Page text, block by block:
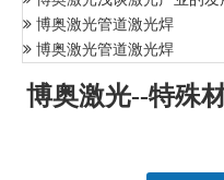
博奥激光管道激光焊
博奥激光管道激光焊
博奥激光--特殊